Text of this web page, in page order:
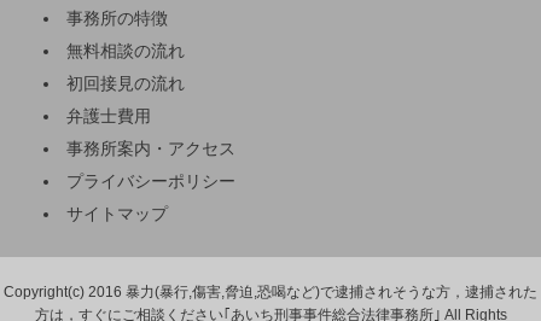
事務所の特徴
無料相談の流れ
初回接見の流れ
弁護士費用
事務所案内・アクセス
プライバシーポリシー
サイトマップ
Copyright(c) 2016 暴力(暴行,傷害,脅迫,恐喝など)で逮捕されそうな方，逮捕された
方は，すぐにご相談ください｢あいち刑事事件総合法律事務所｣ All Rights